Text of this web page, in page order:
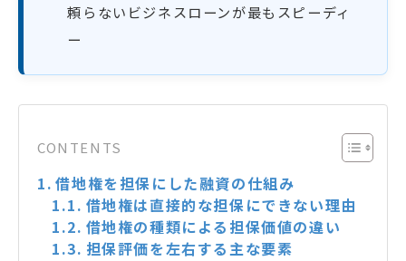
頼らないビジネスローンが最もスピーディ
ー
CONTENTS
借地権を担保にした融資の仕組み
借地権は直接的な担保にできない理由
借地権の種類による担保価値の違い
担保評価を左右する主な要素